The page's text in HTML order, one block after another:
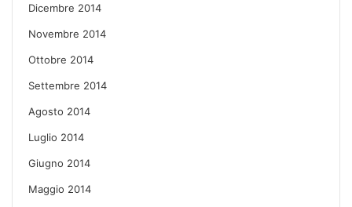
Dicembre 2014
Novembre 2014
Ottobre 2014
Settembre 2014
Agosto 2014
Luglio 2014
Giugno 2014
Maggio 2014